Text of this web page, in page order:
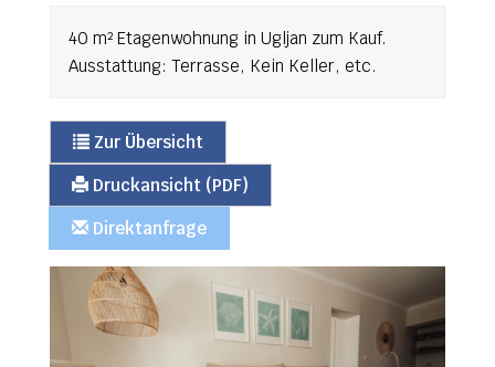
40 m² Etagenwohnung in Ugljan zum Kauf.
Ausstattung: Terrasse, Kein Keller, etc.
Zur Übersicht
Druckansicht (PDF)
Direktanfrage